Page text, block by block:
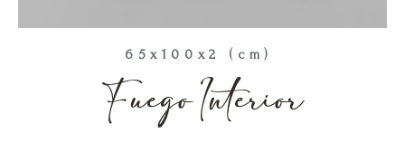
65x100x2 (cm)
Fuego Interior